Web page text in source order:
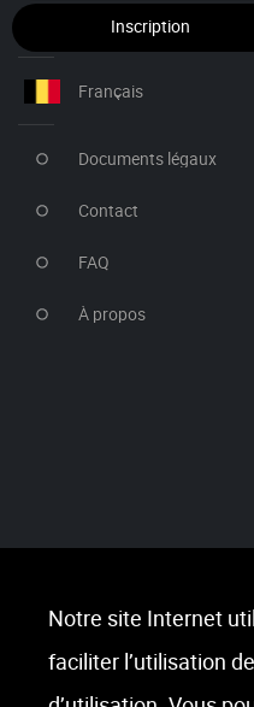
Inscription
Français
Documents légaux
Contact
FAQ
À propos
Notre site Internet
faciliter l’utilisation